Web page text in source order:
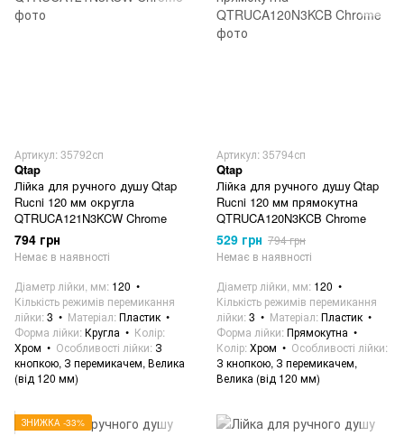
Артикул: 35792сп
Qtap
Лійка для ручного душу Qtap
Rucni 120 мм округла
QTRUCA121N3KCW Chrome
794 грн
Немає в наявності
Діаметр лійки, мм 120
Кількість режимів перемикання
лійки 3 Матеріал Пластик
Форма лійки Кругла
Колір
Хром
Особливості лійки З
кнопкою, З перемикачем, Велика
(від 120 мм)
Артикул: 35794сп
Qtap
Лійка для ручного душу Qtap
Rucni 120 мм прямокутна
QTRUCA120N3KCB Chrome
529 грн 794 грн
Немає в наявності
Діаметр лійки, мм 120
Кількість режимів перемикання
лійки 3 Матеріал Пластик
Форма лійки Прямокутна
Колір Хром
Особливості лійки
З кнопкою, З перемикачем,
Велика (від 120 мм)
ЗНИЖКА -33%